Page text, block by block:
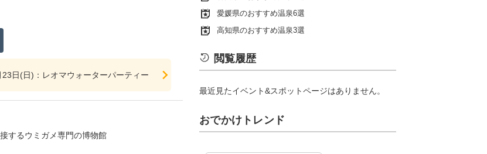
日(日)：レオマウォーターパーティー
するウミガメ専門の博物館
愛媛県のおすすめ温泉6選
高知県のおすすめ温泉3選
閲覧履歴
最近見たイベント&スポットページはありません。
おでかけトレンド